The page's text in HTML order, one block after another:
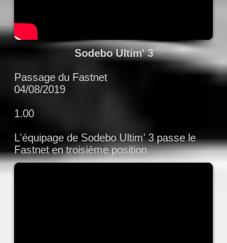
Sodebo Ultim' 3
Passage du Fastnet
04/08/2019
1.00
L'équipage de Sodebo Ultim' 3 passe le
Fastnet en troisième position